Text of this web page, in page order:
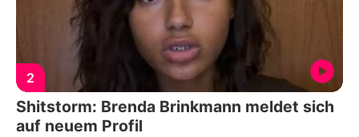
2
Shitstorm: Brenda Brinkmann meldet sich
auf neuem Profil